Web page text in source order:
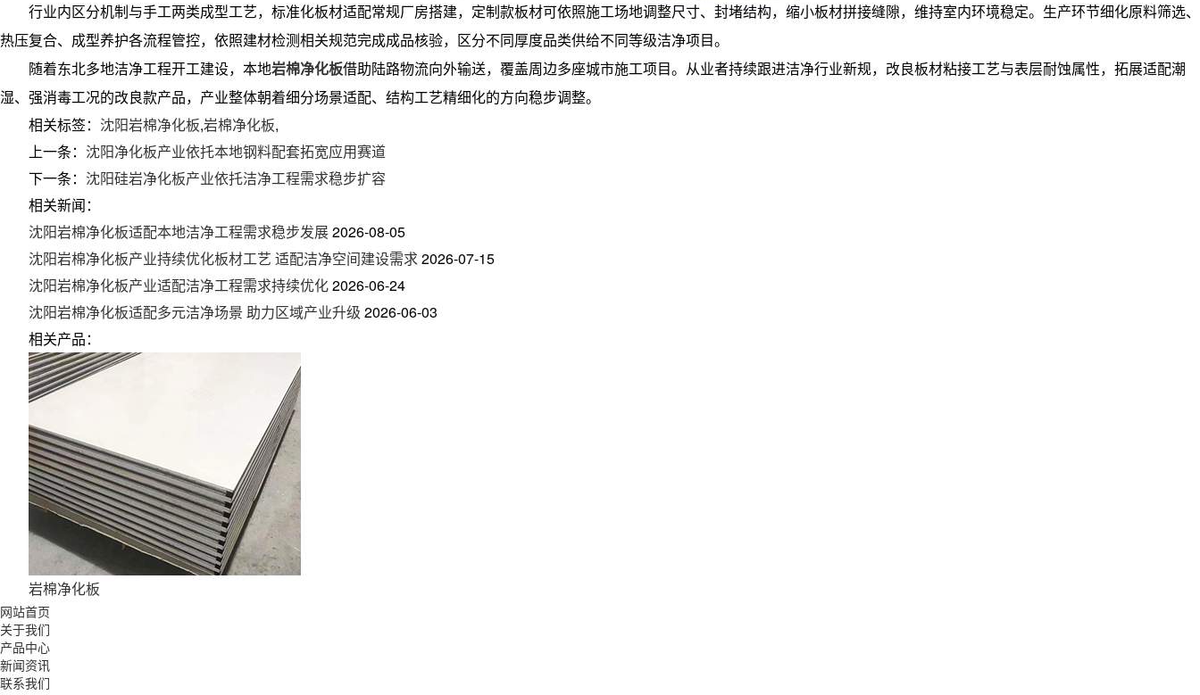
行业内区分机制与手工两类成型工艺，标准化板材适配常规厂房搭建，定制款板材可依照施工场地调整尺寸、封堵结构，缩小板材拼接缝隙，维持室内环境稳定。生产环节细化原料筛选、
热压复合、成型养护各流程管控，依照建材检测相关规范完成成品核验，区分不同厚度品类供给不同等级洁净项目。
随着东北多地洁净工程开工建设，本地岩棉净化板借助陆路物流向外输送，覆盖周边多座城市施工项目。从业者持续跟进洁净行业新规，改良板材粘接工艺与表层耐蚀属性，拓展适配潮
湿、强消毒工况的改良款产品，产业整体朝着细分场景适配、结构工艺精细化的方向稳步调整。
相关标签： 沈阳岩棉净化板,岩棉净化板,
上一条： 沈阳净化板产业依托本地钢料配套拓宽应用赛道
下一条： 沈阳硅岩净化板产业依托洁净工程需求稳步扩容
相关新闻：
沈阳岩棉净化板适配本地洁净工程需求稳步发展2026-08-05
沈阳岩棉净化板产业持续优化板材工艺 适配洁净空间建设需求2026-07-15
沈阳岩棉净化板产业适配洁净工程需求持续优化2026-06-24
沈阳岩棉净化板适配多元洁净场景 助力区域产业升级 2026-06-03
相关产品：
岩棉净化板
网站首页
关于我们
产品中心
新闻资讯
联系我们